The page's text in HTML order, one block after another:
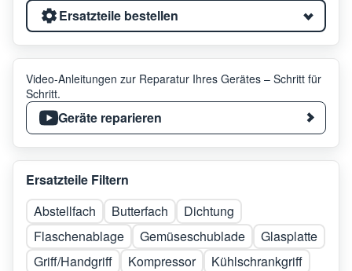
Ersatzteile bestellen
Video-Anleitungen zur Reparatur Ihres Gerätes – Schritt für
Schritt.
Geräte reparieren
Ersatzteile Filtern
Abstellfach
Butterfach
Dichtung
Flaschenablage
Gemüseschublade
Glasplatte
Griff/Handgriff
Kompressor
Kühlschrankgriff